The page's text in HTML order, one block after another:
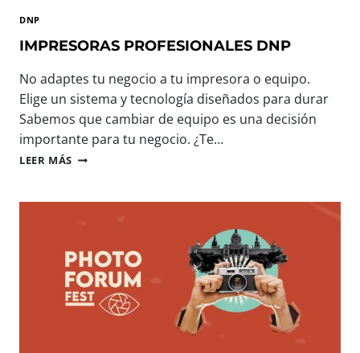
N
O
:
T
E
C
N
G
I
M
P
R
DNP
IMPRESORAS PROFESIONALES DNP
No adaptes tu negocio a tu impresora o equipo.
Elige un sistema y tecnología diseñados para durar
Sabemos que cambiar de equipo es una decisión
importante para tu negocio. ¿Te…
LEER MÁS
R
O
R
A
S